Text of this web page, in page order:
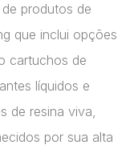
de produtos de
que inclui opções
cartuchos de
líquidos e
de resina viva,
por sua alta